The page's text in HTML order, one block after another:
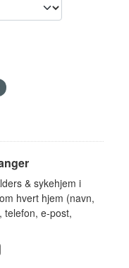
& sykehjem i
hvert hjem (navn,
telefon, e-post,